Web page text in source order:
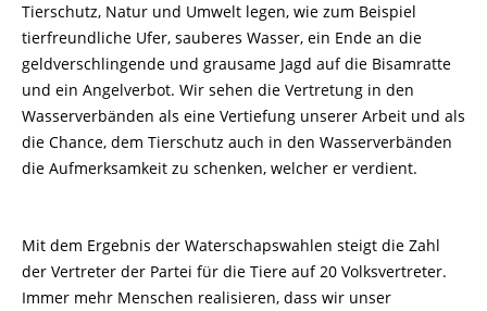
Tierschutz, Natur und Umwelt legen, wie zum Beispiel
tierfreundliche Ufer, sauberes Wasser, ein Ende an die
geldverschlingende und grausame Jagd auf die Bisamratte
und ein Angelverbot. Wir sehen die Vertretung in den
Wasserverbänden als eine Vertiefung unserer Arbeit und als
die Chance, dem Tierschutz auch in den Wasserverbänden
die Aufmerksamkeit zu schenken, welcher er verdient.
Mit dem Ergebnis der Waterschapswahlen steigt die Zahl
der Vertreter der Partei für die Tiere auf 20 Volksvertreter.
Immer mehr Menschen realisieren, dass wir unser